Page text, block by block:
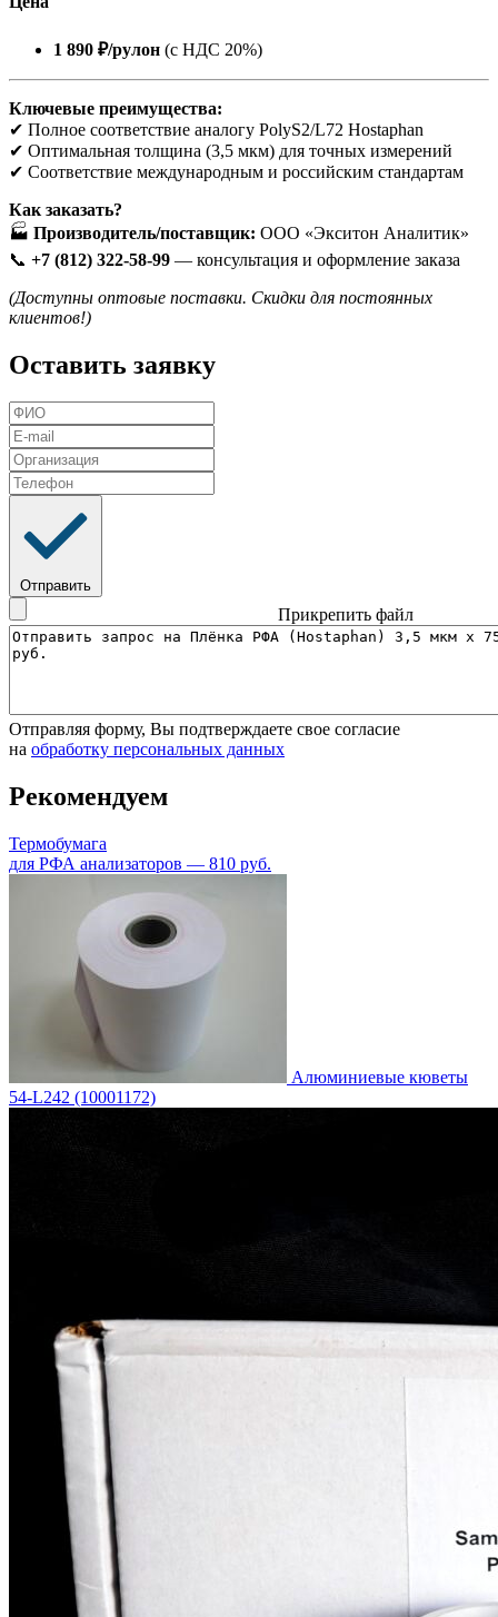
1 890 ₽/рулон (с НДС 20%)
Ключевые преимущества:
✔ Полное соответствие аналогу PolyS2/L72 Hostaphan
✔ Оптимальная толщина (3,5 мкм) для точных измерений
✔ Соответствие международным и российским стандартам
Как заказать?
🏭 Производитель/поставщик: ООО «Экситон Аналитик»
📞 +7 (812) 322-58-99 — консультация и оформление заказа
(Доступны оптовые поставки. Скидки для постоянных
клиентов!)
Оставить заявку
Отправить
Прикрепить файл
Отправляя форму, Вы подтверждаете свое согласие
на обработку персональных данных
Рекомендуем
Термобумага
для РФА анализаторов — 810 руб.
Алюминиевые кюветы
54-L242 (10001172)